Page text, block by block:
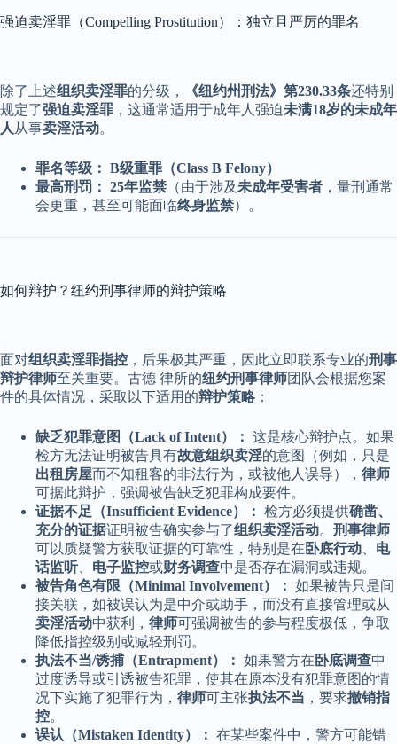
强迫卖淫罪（Compelling Prostitution）：独立且严厉的罪名
除了上述组织卖淫罪的分级， 《纽约州刑法》第230.33条还特别
规定了强迫卖淫罪 ，这通常适用于成年人强迫未满18岁的未成年
人 从事卖淫活动。
罪名等级： B级重罪（Class B Felony）
最高刑罚： 25年监禁 （由于涉及未成年受害者 ，量刑通常
会更重，甚至可能面临终身监禁）。
如何辩护？纽约刑事律师的辩护策略
面对组织卖淫罪指控 ，后果极其严重，因此立即联系专业的刑事
辩护律师至关重要。古德 律所的纽约刑事律师团队会根据您案
件的具体情况，采取以下适用的辩护策略 ：
缺乏犯罪意图（Lack of Intent）： 这是核心辩护点。如果
检方无法证明被告具有故意组织卖淫的意图（例如，只是
出租房屋而不知租客的非法行为，或被他人误导）， 律师
可据此辩护，强调被告缺乏犯罪构成要件。
证据不足（Insufficient Evidence）： 检方必须提供确凿、
充分的证据证明被告确实参与了组织卖淫活动。 刑事律师
可以质疑警方获取证据的可靠性，特别是在 卧底行动
电
话监听、 电子监控或财务调查中是否存在漏洞或违规。
被告角色有限（Minimal Involvement）： 如果被告只是间
接关联，如被误认为是中介或助手，而没有直接管理或从
卖淫活动中获利， 律师可强调被告的参与程度极低，争取
降低指控级别或减轻刑罚。
执法不当/诱捕（Entrapment）： 如果警方在 卧底调查中
过度诱导或引诱被告犯罪，使其在原本没有犯罪意图的情
况下实施了犯罪行为， 律师可主张执法不当 ，要求撤销指
控。
误认（Mistaken Identity）： 在某些案件中，警方可能错